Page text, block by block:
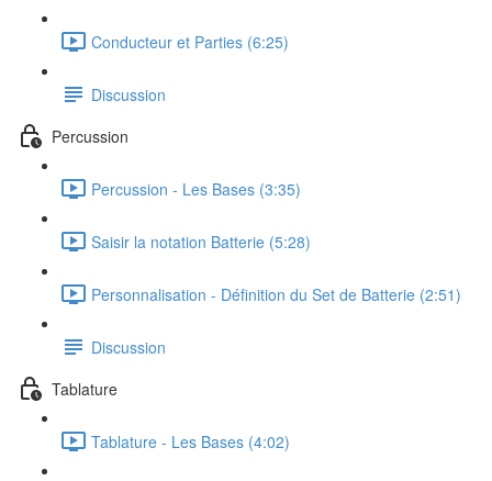
Conducteur et Parties (6:25)
Discussion
Percussion
Percussion - Les Bases (3:35)
Saisir la notation Batterie (5:28)
Personnalisation - Définition du Set de Batterie (2:51)
Discussion
Tablature
Tablature - Les Bases (4:02)